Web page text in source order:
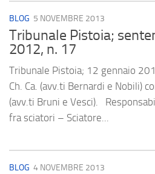
BLOG 5 NOVEMBRE 2013
Tribunale Pistoia;
2012, n. 17
Tribunale Pistoia; 12 gennaio
Ch. Ca. (avv.ti Bernardi e Nobili)
(avv.ti Bruni e Vesci).
fra sciatori – Sciatore...
BLOG 4 NOVEMBRE 2013